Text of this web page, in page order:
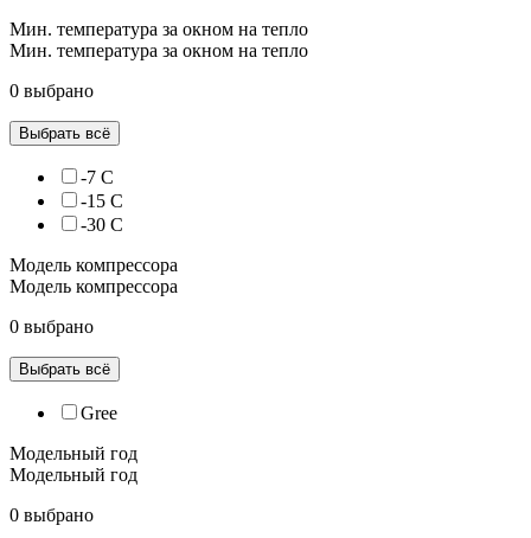
Мин. температура за окном на тепло
Мин. температура за окном на тепло
0 выбрано
Выбрать всё
-7 С
-15 С
-30 С
Модель компрессора
Модель компрессора
0 выбрано
Выбрать всё
Gree
Модельный год
Модельный год
0 выбрано